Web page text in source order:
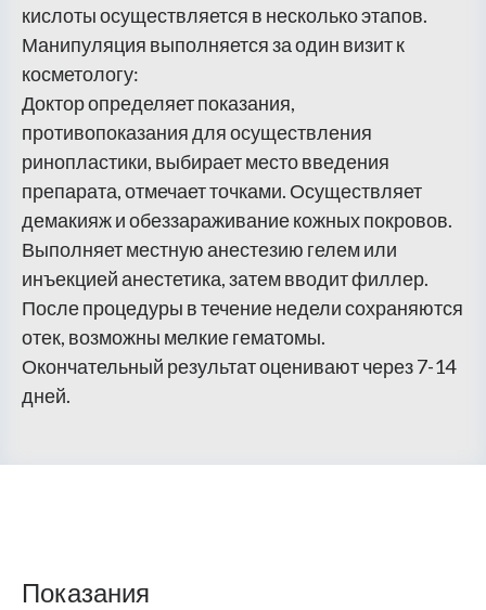
кислоты осуществляется в несколько этапов.
Манипуляция выполняется за один визит к
косметологу:
Доктор определяет показания,
противопоказания для осуществления
ринопластики, выбирает место введения
препарата, отмечает точками. Осуществляет
демакияж и обеззараживание кожных покровов.
Выполняет местную анестезию гелем или
инъекцией анестетика, затем вводит филлер.
После процедуры в течение недели сохраняются
отек, возможны мелкие гематомы.
Окончательный результат оценивают через 7-14
дней.
Показания